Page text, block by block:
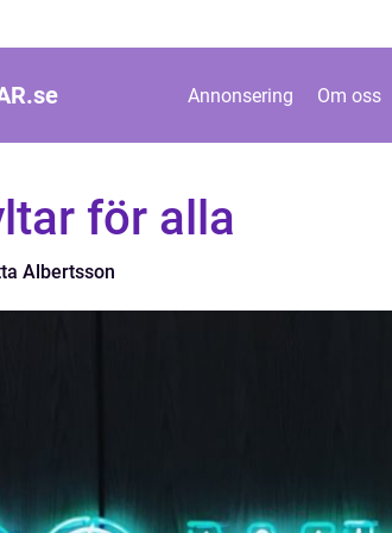
se Annonsering Om oss
för alla
Albertsson